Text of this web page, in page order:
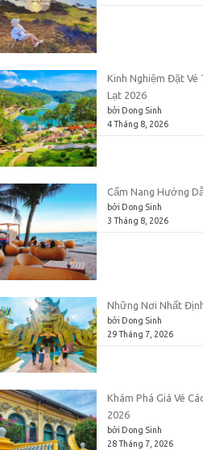
Kinh Nghiệm Đặt Vé
Lạt 2026
bởi Dong Sinh
4 Tháng 8, 2026
Cẩm Nang Hướng
bởi Dong Sinh
3 Tháng 8, 2026
Những Nơi Nhất
bởi Dong Sinh
29 Tháng 7, 2026
Khám Phá Giá Vé
2026
bởi Dong Sinh
28 Tháng 7, 2026